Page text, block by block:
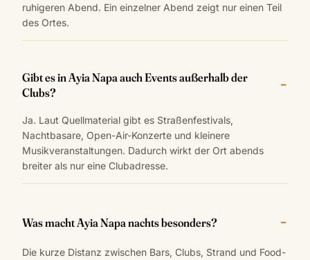
ruhigeren Abend. Ein einzelner Abend zeigt nur einen Teil
des Ortes.
Gibt es in Ayia Napa auch Events außerhalb der
Clubs?
Ja. Laut Quellmaterial gibt es Straßenfestivals,
Nachtbasare, Open-Air-Konzerte und kleinere
Musikveranstaltungen. Dadurch wirkt der Ort abends
breiter als nur eine Clubadresse.
Was macht Ayia Napa nachts besonders?
Die kurze Distanz zwischen Bars, Clubs, Strand und Food-